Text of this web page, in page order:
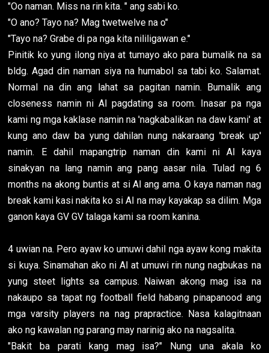
"Oo naman. Miss na rin kita. " ang sabi ko.
"O ano? Tayo na? Mag twetwelve na o"
"Tayo na? Grabe di pa nga kita nililigawan e."
Pinitik ko yung ilong niya at tumayo ako para bumalik na sa
bldg. Agad din naman siya na humabol sa tabi ko. Salamat.
Normal na din ang lahat sa pagitan namin. Bumalik ang
closeness namin ni Al pagdating sa room. Inasar pa nga
kami ng mga kaklase namin na 'nagkabalikan na daw kami' at
kung ano daw ba yung dahilan nung nakaraang 'break up'
namin. E dahil mapangtrip naman din kami ni Al kaya
sinakyan na lang namin ang pang aasar nila. Tulad ng 6
months na akong buntis at si Al ang ama. O kaya naman nag
break kami kasi nakita ko si Al na may kayakap sa dilim. Mga
ganon kaya GV GV talaga kami sa room kanina.
4 uwian na. Pero ayaw ko umuwi dahil nga ayaw kong makita
si kuya. Sinamahan ako ni Al at umuwi rin nung nagbukas na
yung steet lights sa campus. Naiwan akong mag isa na
nakaupo sa tapat ng football field habang pinapanood ang
mga varsity players na nag prapractice. Nasa kalagitnaan
ako ng kawalan ng parang may narinig ako na nagsalita.
"Bakit ba parati kang mag isa?" Nung una akala ko